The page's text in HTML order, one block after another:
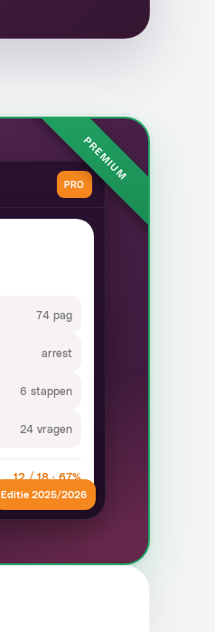
PREMIUM
PRO
74 pag
arrest
6 stappen
24 vragen
12 / 18 · 67%
Editie 2025/2026